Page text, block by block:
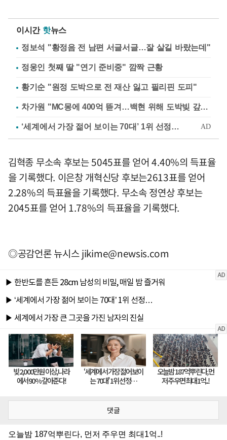
이시간 핫뉴스
정보석 "황정음 전 남편 서글서글…잘 살길 바랐는데"
정웅인 첫째 딸 "연기 준비중" 깜짝 근황
황기순 "원정 도박으로 전 재산 잃고 필리핀 도피"
차가원 "MC몽에 400억 뜯겨…백현 위해 도박빚 갚아줘"
김혁종 무소속 후보는 5045표를 얻어 4.40%의 득표율
을 기록했다. 이은창 개혁신당 후보는2613표를 얻어
2.28%의 득표율을 기록했다. 무소속 정연상 후보는
2045표를 얻어 1.78%의 득표율을 기록했다.
◎공감언론 뉴시스jikime@newsis.com
댓글